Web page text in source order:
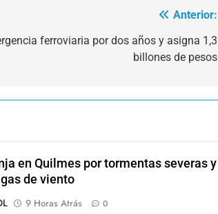
Anterior:
ferroviaria por dos años y asigna 1,3
billones de pesos
en Quilmes por tormentas severas y
de viento
9 Horas Atrás 0